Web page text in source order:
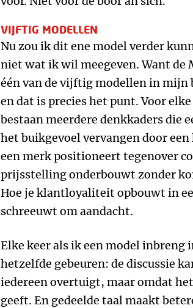
VIJFTIG MODELLEN
Nu zou ik dit ene model verder
niet wat ik wil meegeven. Want de
één van de vijftig modellen in mijn
en dat is precies het punt. Voor
bestaan meerdere denkkaders die
het buikgevoel vervangen door
een merk positioneert tegenover
prijsstelling onderbouwt zonder
Hoe je klantloyaliteit opbouwt in
schreeuwt om aandacht.
Elke keer als ik een model inbreng
hetzelfde gebeuren: de discussie
iedereen overtuigt, maar omdat
geeft. En gedeelde taal maakt